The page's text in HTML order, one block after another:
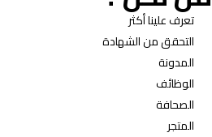
تعرف علينا أكثر
التحقق من الشهادة
المدونة
الوظائف
الصحافة
المتجر